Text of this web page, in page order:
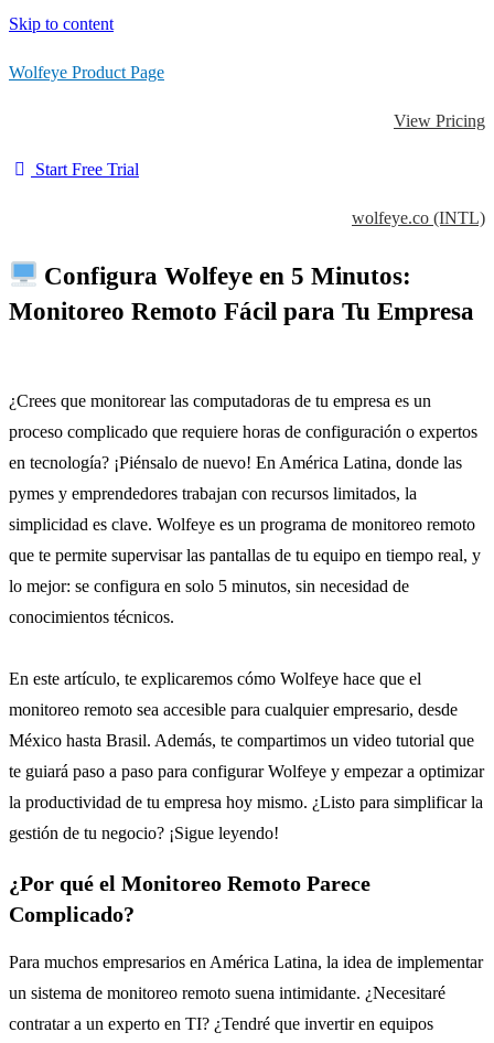
Skip to content
Wolfeye Product Page
View Pricing
Start Free Trial
wolfeye.co (INTL)
Configura Wolfeye en 5 Minutos:
Monitoreo Remoto Fácil para Tu Empresa
¿Crees que monitorear las computadoras de tu empresa es un
proceso complicado que requiere horas de configuración o expertos
en tecnología? ¡Piénsalo de nuevo! En América Latina, donde las
pymes y emprendedores trabajan con recursos limitados, la
simplicidad es clave. Wolfeye es un programa de monitoreo remoto
que te permite supervisar las pantallas de tu equipo en tiempo real, y
lo mejor: se configura en solo 5 minutos, sin necesidad de
conocimientos técnicos.
En este artículo, te explicaremos cómo Wolfeye hace que el
monitoreo remoto sea accesible para cualquier empresario, desde
México hasta Brasil. Además, te compartimos un video tutorial que
te guiará paso a paso para configurar Wolfeye y empezar a optimizar
la productividad de tu empresa hoy mismo. ¿Listo para simplificar la
gestión de tu negocio? ¡Sigue leyendo!
¿Por qué el Monitoreo Remoto Parece
Complicado?
Para muchos empresarios en América Latina, la idea de implementar
un sistema de monitoreo remoto suena intimidante. ¿Necesitaré
contratar a un experto en TI? ¿Tendré que invertir en equipos